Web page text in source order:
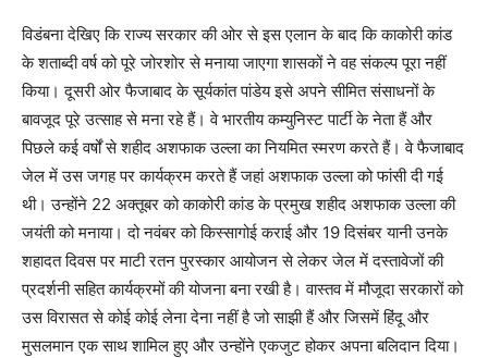
विडंबना देखिए कि राज्य सरकार की ओर से इस एलान के बाद कि काकोरी कांड
के शताब्दी वर्ष को पूरे जोरशोर से मनाया जाएगा शासकों ने वह संकल्प पूरा नहीं
किया। दूसरी ओर फैजाबाद के सूर्यकांत पांडेय इसे अपने सीमित संसाधनों के
बावजूद पूरे उत्साह से मना रहे हैं। वे भारतीय कम्युनिस्ट पार्टी के नेता हैं और
पिछले कई वर्षों से शहीद अशफाक उल्ला का नियमित स्मरण करते हैं। वे फैजाबाद
जेल में उस जगह पर कार्यक्रम करते हैं जहां अशफाक उल्ला को फांसी दी गई
थी। उन्होंने 22 अक्तूबर को काकोरी कांड के प्रमुख शहीद अशफाक उल्ला की
जयंती को मनाया। दो नवंबर को किस्सागोई कराई और 19 दिसंबर यानी उनके
शहादत दिवस पर माटी रतन पुरस्कार आयोजन से लेकर जेल में दस्तावेजों की
प्रदर्शनी सहित कार्यक्रमों की योजना बना रखी है। वास्तव में मौजूदा सरकारों को
उस विरासत से कोई कोई लेना देना नहीं है जो साझी हैं और जिसमें हिंदू और
मुसलमान एक साथ शामिल हुए और उन्होंने एकजुट होकर अपना बलिदान दिया।